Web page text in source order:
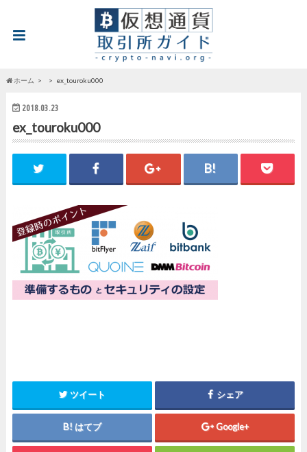
ホーム ex_touroku000
2018.03.23
ex_touroku000
ツイート シェア
はてブ Google+